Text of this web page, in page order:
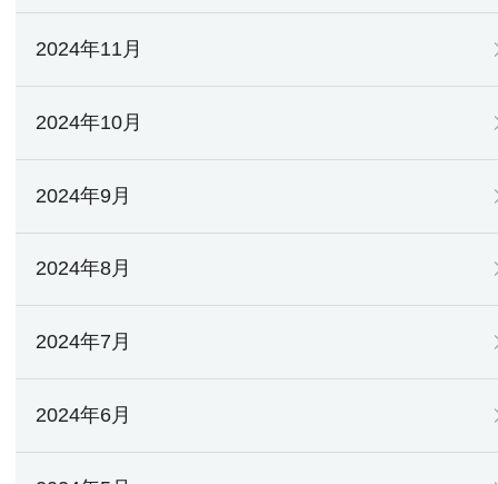
2024年11月
2024年10月
2024年9月
2024年8月
2024年7月
2024年6月